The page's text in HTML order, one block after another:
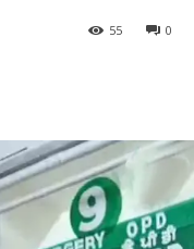
0
55